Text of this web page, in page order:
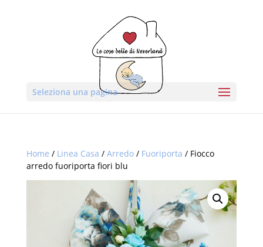
Seleziona una pagina
Home / Linea Casa / Arredo/ Fuoriporta / Fiocco
arredo fuoriporta fiori blu